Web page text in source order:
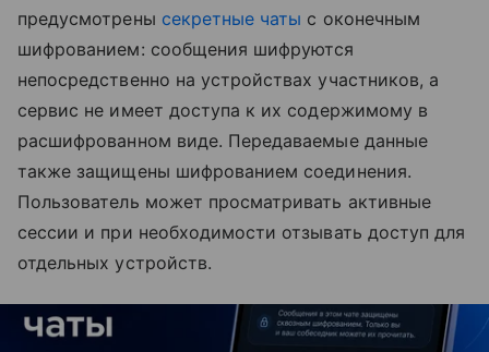
предусмотрены секретные чаты с оконечным
шифрованием: сообщения шифруются
непосредственно на устройствах участников, а
сервис не имеет доступа к их содержимому в
расшифрованном виде. Передаваемые данные
также защищены шифрованием соединения.
Пользователь может просматривать активные
сессии и при необходимости отзывать доступ для
отдельных устройств.